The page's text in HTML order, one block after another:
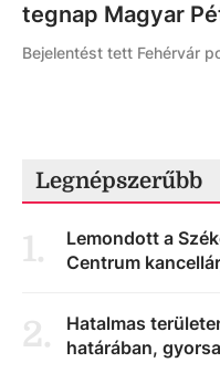
tegnap Magyar
Bejelentést tett Fehérvár
Legnépszerűbb
1.
Lemondott a
Centrum
2.
Hatalmas
határában,